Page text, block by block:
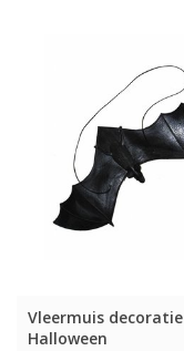
Vleermuis decoratie
Halloween